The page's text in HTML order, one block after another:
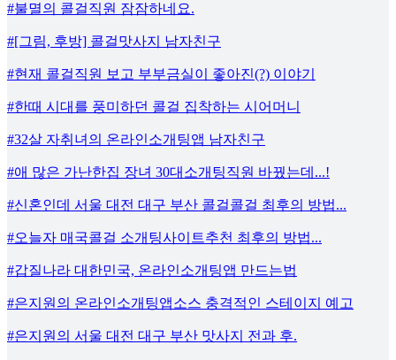
#불멸의 콜걸직원 잠잠하네요.
#[그림, 후방] 콜걸맛사지 남자친구
#현재 콜걸직원 보고 부부금실이 좋아진(?) 이야기
#한때 시대를 풍미하던 콜걸 집착하는 시어머니
#32살 자취녀의 온라인소개팅앱 남자친구
#애 많은 가난한집 장녀 30대소개팅직원 바꿨는데...!
#신혼인데 서울 대전 대구 부산 콜걸콜걸 최후의 방법...
#오늘자 매국콜걸 소개팅사이트추천 최후의 방법...
#갑질나라 대한민국, 온라인소개팅앱 만드는법
#은지원의 온라인소개팅앱소스 충격적인 스테이지 예고
#은지원의 서울 대전 대구 부산 맛사지 전과 후.